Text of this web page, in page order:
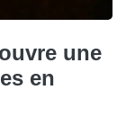
une
en